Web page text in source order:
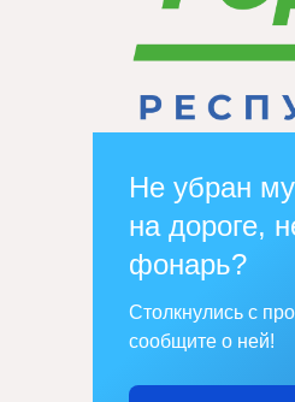
Не убран
на дороге,
фонарь?
Столкнулись с
сообщите о ней!